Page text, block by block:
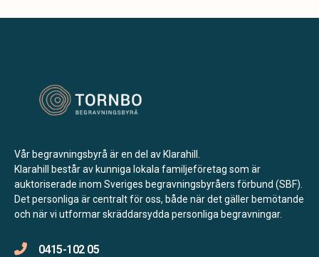
Vår begravningsbyrå är en del av Klarahill.
Klarahill består av kunniga lokala familjeföretag som är
auktoriserade inom Sveriges begravningsbyråers förbund (SBF).
Det personliga är centralt för oss, både när det gäller bemötande
och när vi utformar skräddarsydda personliga begravningar.
0415-102 05